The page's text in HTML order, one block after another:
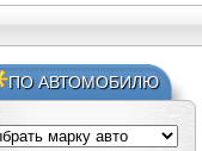
ПО АВТОМОБИЛЮ